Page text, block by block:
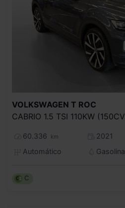
VOLKSWAGEN T ROC
60.336 km
2021
Automático
Gasolina
C